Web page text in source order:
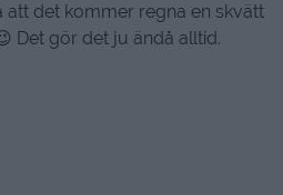
att det kommer regna en skvätt
Det gör det ju ändå alltid.